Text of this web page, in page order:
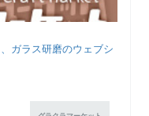
ガラス研磨のウェブシ